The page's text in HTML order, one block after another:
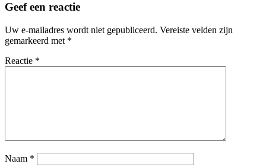
Geef een reactie
Uw e-mailadres wordt niet gepubliceerd. Vereiste velden zijn
gemarkeerd met *
Reactie *
Naam *